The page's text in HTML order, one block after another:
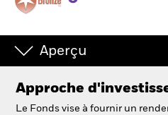
Aperçu
Approche
Le Fonds vise à fournir un